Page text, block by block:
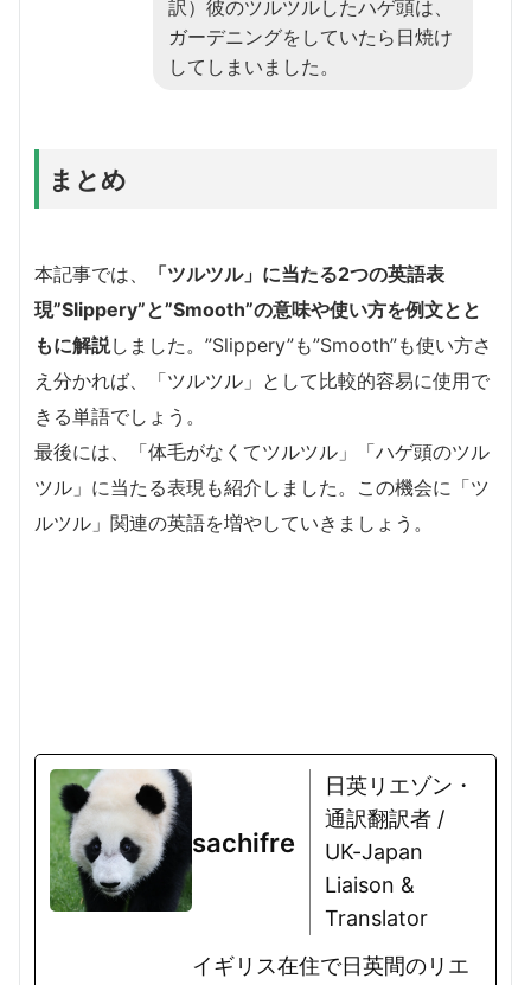
訳）彼のツルツルしたハゲ頭は、
ガーデニングをしていたら日焼け
してしまいました。
まとめ
本記事では、
「ツルツル」に当たる2つの英語表
現”Slippery”と”Smooth”の意味や使い方を例文とと
もに解説しました。”Slippery”も”Smooth”も使い方さ
え分かれば、「ツルツル」として比較的容易に使用で
きる単語でしょう。
最後には、「体毛がなくてツルツル」「ハゲ頭のツル
ツル」に当たる表現も紹介しました。この機会に「ツ
ルツル」関連の英語を増やしていきましょう。
sachifre
日英リエゾン・
通訳翻訳者 /
UK-Japan
Liaison &
Translator
イギリス在住で日英間のリエ